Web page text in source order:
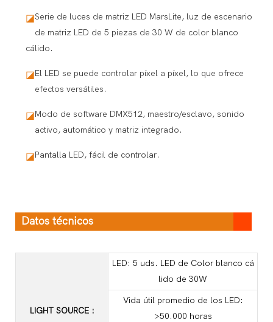
◪Serie de luces de matriz LED MarsLite, luz de escenario
de matriz LED de 5 piezas de 30 W de color blanco
cálido.
◪El LED se puede controlar píxel a píxel, lo que ofrece
efectos versátiles.
◪Modo de software DMX512, maestro/esclavo, sonido
activo, automático y matriz integrado.
◪Pantalla LED, fácil de controlar.
Datos técnicos
LIGHT SOURCE :
LED: 5 uds. LED de Color blanco cá
lido de 30W
Vida útil promedio de los LED:
>50.000 horas